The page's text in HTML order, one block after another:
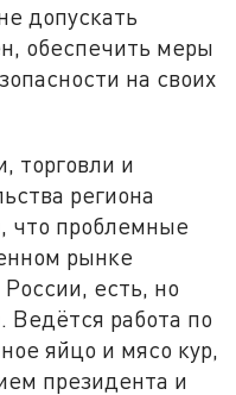
допускать
обеспечить меры
на своих
торговли и
региона
что проблемные
рынке
есть, но
Ведётся работа по
яйцо и мясо кур,
президента и